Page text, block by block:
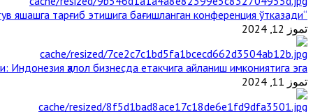
“Ал-Азҳар” Таиландда динларнинг тинч-тотув яшашга тарғиб этишига бағишланган конференция ўтказади
تموز 12, 2024
Индонезия ҳалол бизнесда етакчига айланиш имкониятига эга
تموز 11, 2024